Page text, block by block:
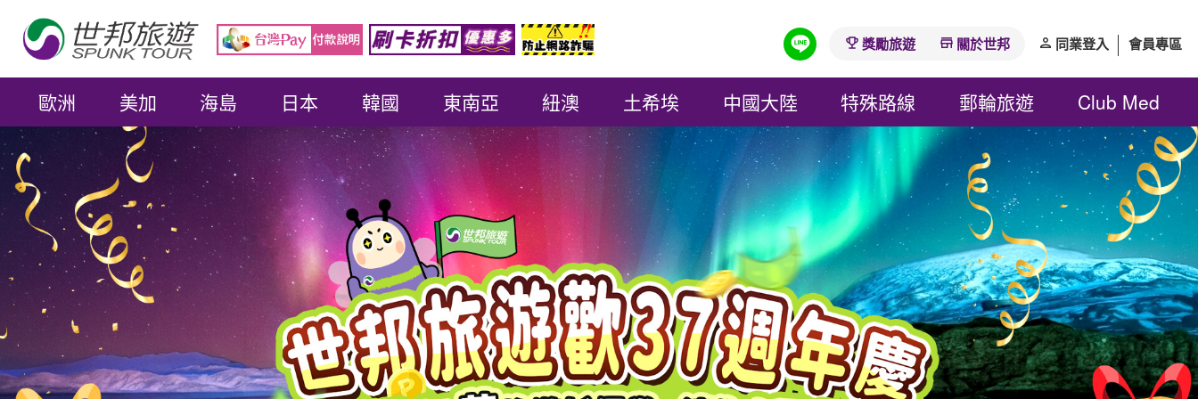
獎勵旅遊 關於世邦 同業登入 會員專區
歐洲 美加 海島 日本 韓國 東南亞 紐澳 土希埃 中國大陸 特殊路線 郵輪旅遊 Club Med